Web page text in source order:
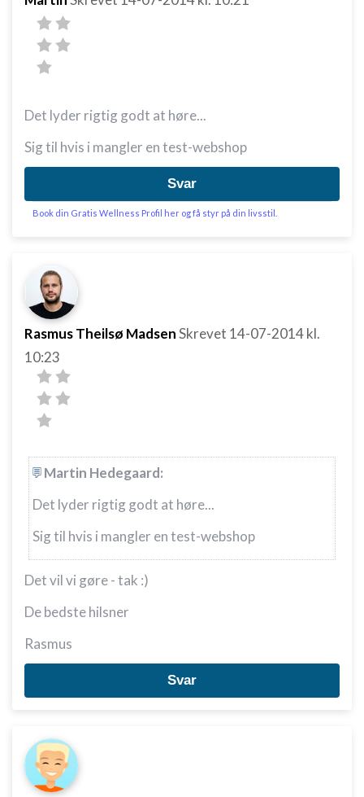
Det lyder rigtig godt at høre...
Sig til hvis i mangler en test-webshop
Svar
Book din Gratis Wellness Profil her og få styr på din livsstil.
Rasmus Theilsø MadsenSkrevet 14-07-2014kl.
10:23
Martin Hedegaard:
Det lyder rigtig godt at høre...
Sig til hvis i mangler en test-webshop
Det vil vi gøre - tak :)
De bedste hilsner
Rasmus
Svar